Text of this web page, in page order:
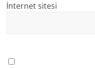
İnternet sitesi